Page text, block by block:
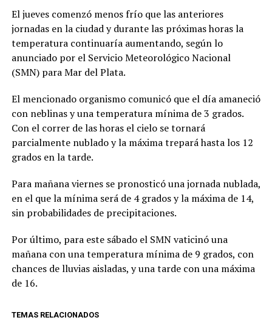
El jueves comenzó menos frío que las anteriores
jornadas en la ciudad y durante las próximas horas la
temperatura continuaría aumentando, según lo
anunciado por el Servicio Meteorológico Nacional
(SMN) para Mar del Plata.
El mencionado organismo comunicó que el día amaneció
con neblinas y una temperatura mínima de 3 grados.
Con el correr de las horas el cielo se tornará
parcialmente nublado y la máxima trepará hasta los 12
grados en la tarde.
Para mañana viernes se pronosticó una jornada nublada,
en el que la mínima será de 4 grados y la máxima de 14,
sin probabilidades de precipitaciones.
Por último, para este sábado el SMN vaticinó una
mañana con una temperatura mínima de 9 grados, con
chances de lluvias aisladas, y una tarde con una máxima
de 16.
TEMAS RELACIONADOS